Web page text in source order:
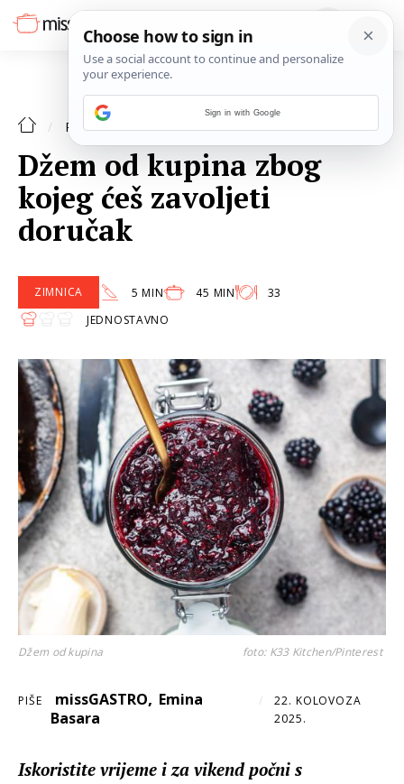
RECEPTI ZIMNICA
Džem od kupina zbog
kojeg ćeš zavoljeti
doručak
ZIMNICA 5 MIN 45 MIN
33
JEDNOSTAVNO
Džem od kupina foto: K33 Kitchen/Pinterest
PIŠE missGASTRO, Emina
Basara
/
22. KOLOVOZA
2025.
Iskoristite vrijeme i za vikend počni s
Sign in with Google